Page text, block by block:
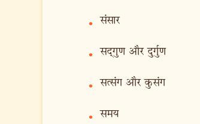
• संसार
• सद‍्गुण और दुर्गुण
• सत्संग और कुसंग
• समय